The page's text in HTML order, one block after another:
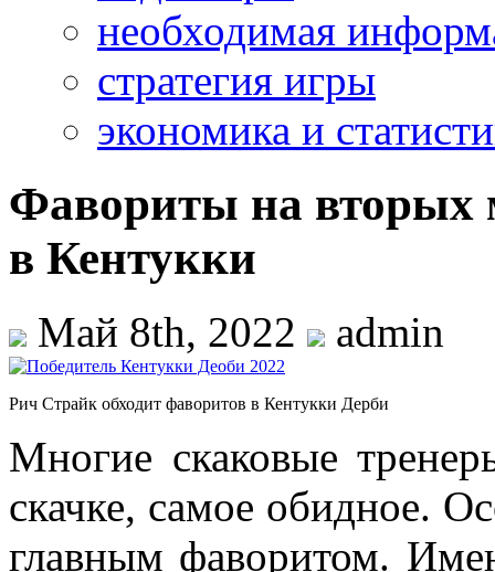
необходимая
стратегия игры
экономика и
Фавориты на вторых
в Кентукки
Май 8th, 2022 admin
Рич Страйк обходит фаворитов в Кентукки Дерби
Многие скаковые
скачке, самое обидное.
главным фаворитом.